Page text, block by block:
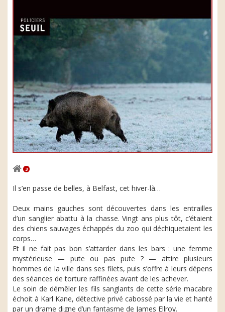
3
Il s’en passe de belles, à Belfast, cet hiver-là…
Deux mains gauches sont découvertes dans les entrailles
d’un sanglier abattu à la chasse. Vingt ans plus tôt, c’étaient
des chiens sauvages échappés du zoo qui déchiquetaient les
corps…
Et il ne fait pas bon s’attarder dans les bars : une femme
mystérieuse — pute ou pas pute ? — attire plusieurs
hommes de la ville dans ses filets, puis s’offre à leurs dépens
des séances de torture raffinées avant de les achever.
Le soin de démêler les fils sanglants de cette série macabre
échoit à Karl Kane, détective privé cabossé par la vie et hanté
par un drame digne d’un fantasme de James Ellroy.